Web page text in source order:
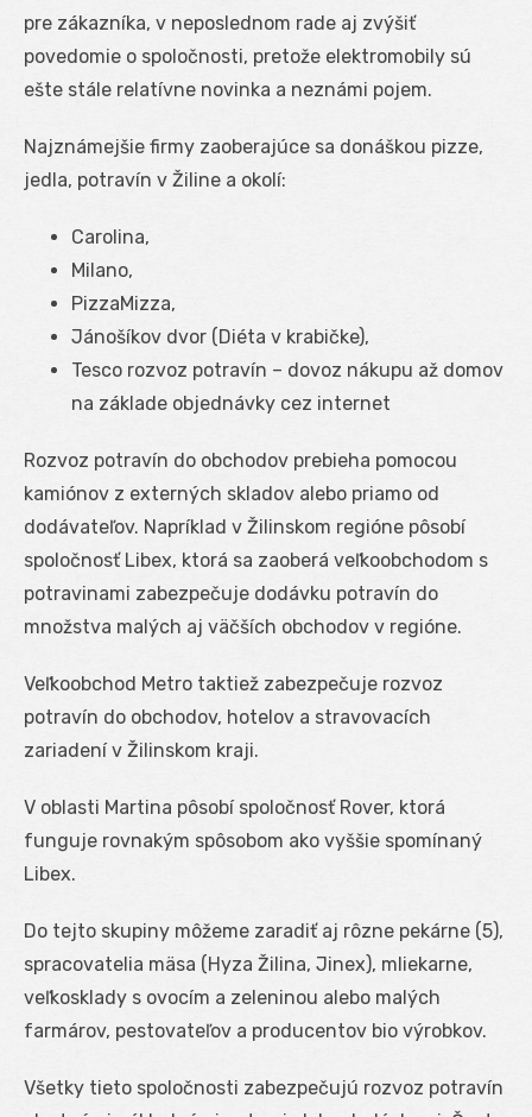
pre zákazníka, v neposlednom rade aj zvýšiť
povedomie o spoločnosti, pretože elektromobily sú
ešte stále relatívne novinka a neznámi pojem.
Najznámejšie firmy zaoberajúce sa donáškou pizze,
jedla, potravín v Žiline a okolí:
Carolina,
Milano,
PizzaMizza,
Jánošíkov dvor (Diéta v krabičke),
Tesco rozvoz potravín – dovoz nákupu až domov
na základe objednávky cez internet
Rozvoz potravín do obchodov prebieha pomocou
kamiónov z externých skladov alebo priamo od
dodávateľov. Napríklad v Žilinskom regióne pôsobí
spoločnosť Libex, ktorá sa zaoberá veľkoobchodom s
potravinami zabezpečuje dodávku potravín do
množstva malých aj väčších obchodov v regióne.
Veľkoobchod Metro taktiež zabezpečuje rozvoz
potravín do obchodov, hotelov a stravovacích
zariadení v Žilinskom kraji.
V oblasti Martina pôsobí spoločnosť Rover, ktorá
funguje rovnakým spôsobom ako vyššie spomínaný
Libex.
Do tejto skupiny môžeme zaradiť aj rôzne pekárne (5),
spracovatelia mäsa (Hyza Žilina, Jinex), mliekarne,
veľkosklady s ovocím a zeleninou alebo malých
farmárov, pestovateľov a producentov bio výrobkov.
Všetky tieto spoločnosti zabezpečujú rozvoz potravín